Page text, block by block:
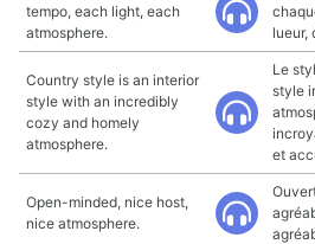
tempo, each light, each
atmosphere.
lueur,
Country style is an interior
style with an incredibly
cozy and homely
atmosphere.
Le
style
et
Open-minded, nice host,
nice atmosphere.